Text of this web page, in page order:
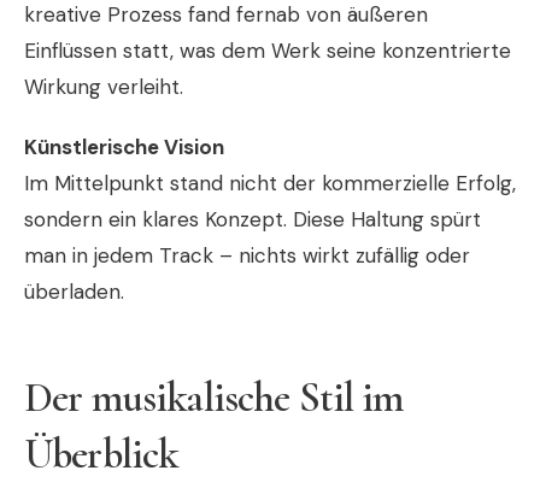
kreative Prozess fand fernab von äußeren
Einflüssen statt, was dem Werk seine konzentrierte
Wirkung verleiht.
Künstlerische Vision
Im Mittelpunkt stand nicht der kommerzielle Erfolg,
sondern ein klares Konzept. Diese Haltung spürt
man in jedem Track – nichts wirkt zufällig oder
überladen.
Der musikalische Stil im
Überblick